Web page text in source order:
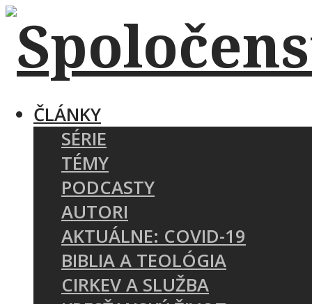
ČLÁNKY
SÉRIE
TÉMY
PODCASTY
AUTORI
AKTUÁLNE: COVID-19
BIBLIA A TEOLÓGIA
CIRKEV A SLUŽBA